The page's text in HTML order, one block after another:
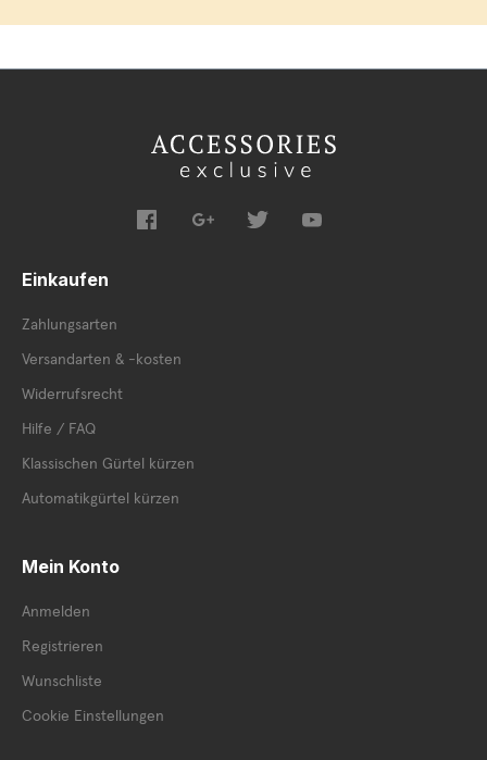
Einkaufen
Zahlungsarten
Versandarten & -kosten
Widerrufsrecht
Hilfe / FAQ
Klassischen Gürtel kürzen
Automatikgürtel kürzen
Mein Konto
Anmelden
Registrieren
Wunschliste
Cookie Einstellungen